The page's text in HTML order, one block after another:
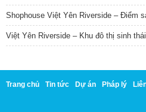
Shophouse Việt Yên Riverside – Điểm
Việt Yên Riverside – Khu đô thị sinh
Trang chủ Tin tức Dự án Pháp lý